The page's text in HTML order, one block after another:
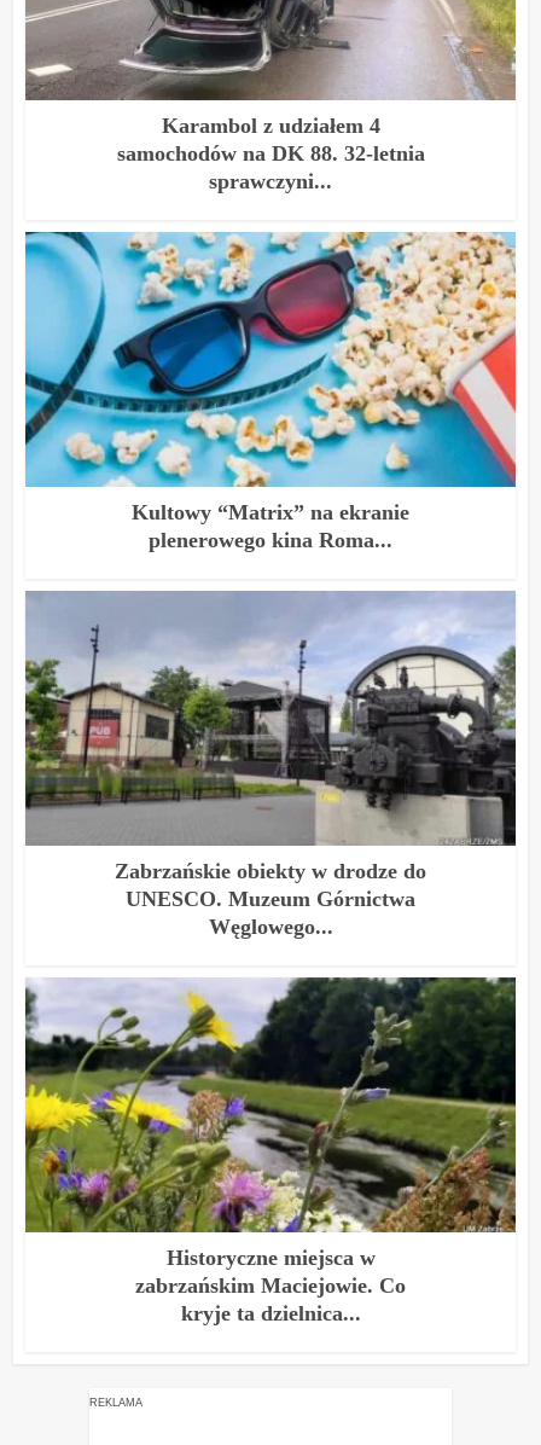
Karambol z udziałem 4
samochodów na DK 88. 32-letnia
sprawczyni...
Kultowy “Matrix” na ekranie
plenerowego kina Roma...
Zabrzańskie obiekty w drodze do
UNESCO. Muzeum Górnictwa
Węglowego...
Historyczne miejsca w
zabrzańskim Maciejowie. Co
kryje ta dzielnica...
REKLAMA